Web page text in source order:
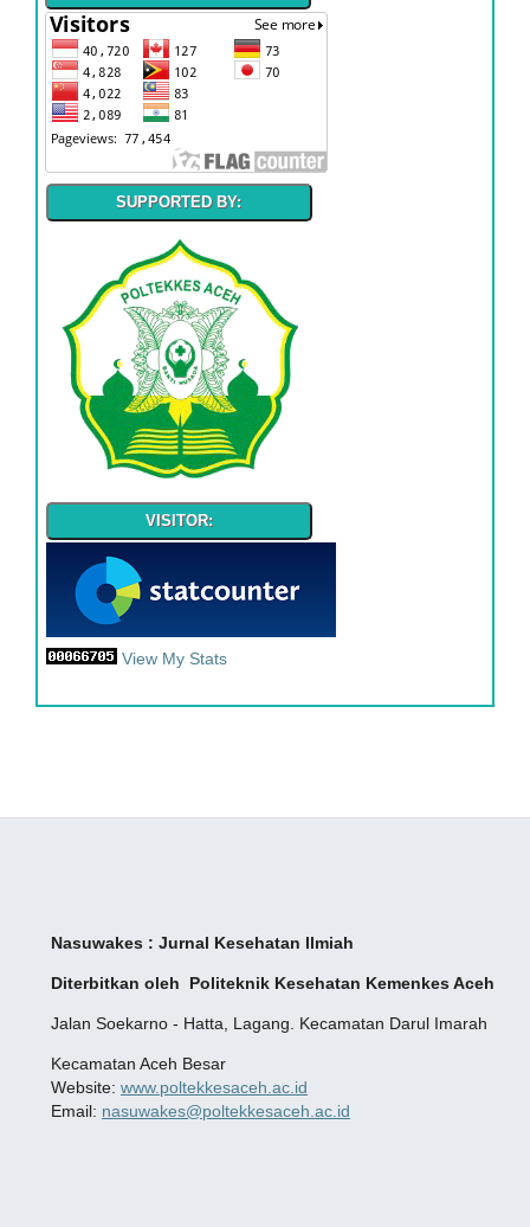
SUPPORTED BY:
VISITOR:
View My Stats
Nasuwakes : Jurnal Kesehatan Ilmiah
Diterbitkan oleh Politeknik Kesehatan KemenkesAceh
Jalan Soekarno - Hatta, Lagang. Kecamatan Darul Imarah
Kecamatan Aceh Besar
Website: www.poltekkesaceh.ac.id
Email: nasuwakes@poltekkesaceh.ac.id